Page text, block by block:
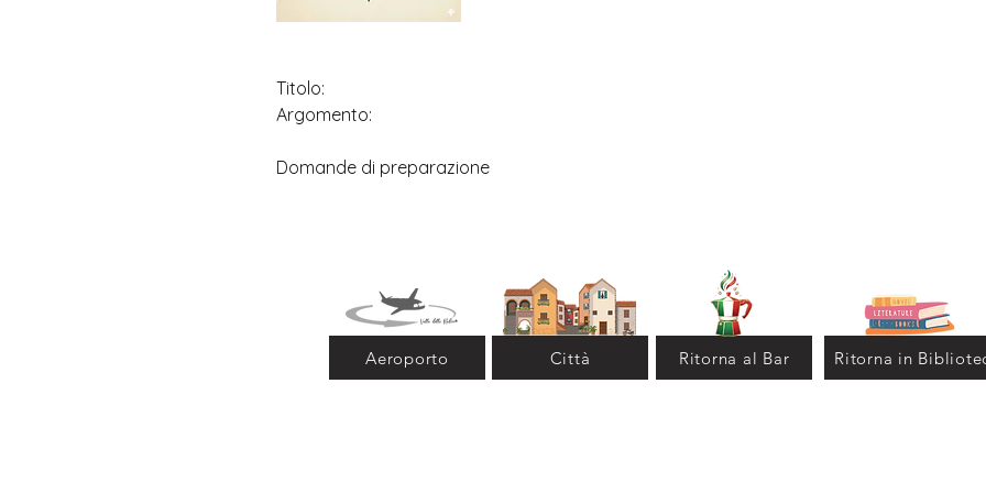
Titolo:
Argomento:
Domande di preparazione
Aeroporto Città Ritorna al Bar Ritorna in